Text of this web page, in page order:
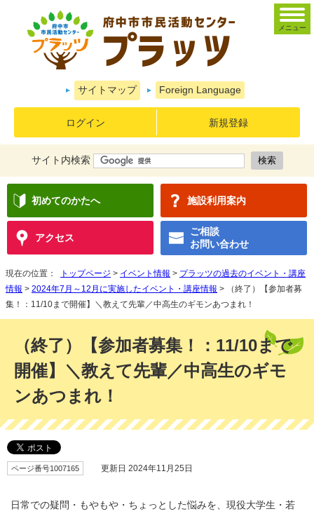
サイトマップ Foreign Language
ログイン 新規登録
サイト内検索
初めてのかたへ 施設利用案内
アクセス
ご相談
お問い合わせ
メニュー
現在の位置： トップページ > イベント情報 > プラッツの過去のイベント・講座
情報 > 2024年7月～12月に実施したイベント・講座情報 > （終了）【参加者募
集！：11/10まで開催】＼教えて先輩／中高生のギモンあつまれ！
（終了）【参加者募集！：11/10まで
開催】＼教えて先輩／中高生のギモ
ンあつまれ！
ページ番号1007165 更新日 2024年11月25日
日常での疑問・もやもや・ちょっとした悩みを、現役大学生・若